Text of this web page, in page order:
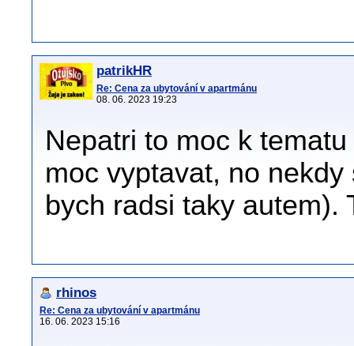
patrikHR
Re: Cena za ubytování v apartmánu
08. 06. 2023 19:23
Nepatri to moc k
moc vyptavat, no
bych radsi taky autem).
rhinos
Re: Cena za ubytování v apartmánu
16. 06. 2023 15:16